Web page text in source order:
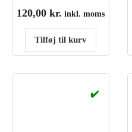
120,00 kr. inkl. moms
Tilføj til kurv
✔️